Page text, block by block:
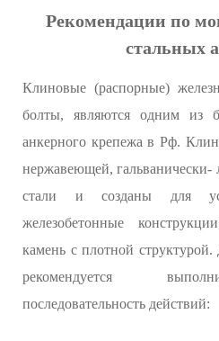
Рекомендации по
стальных
Клиновые (распорные)
болты, являются одним из
анкерного крепежа в Рф.
нержавеющей, гальванически-
стали и созданы для
железобетонные
камень с плотной
рекомендуется
последовательность действий: